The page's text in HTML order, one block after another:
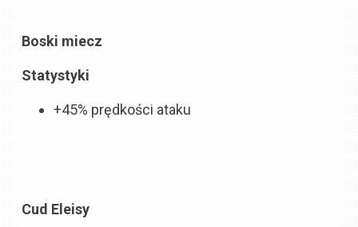
Boski miecz
Statystyki
+45% prędkości ataku
Cud Eleisy